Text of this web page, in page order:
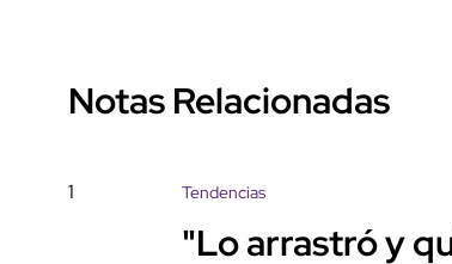
Notas Relacionadas
1 Tendencias
"Lo arrastró y